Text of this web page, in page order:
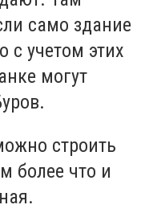
само здание
с учетом этих
могут
строить
более что и